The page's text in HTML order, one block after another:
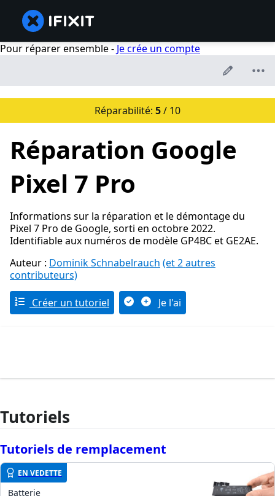
Pour réparer ensemble - Je crée un compte
Réparabilité: 5/ 10
Réparation Google
Pixel 7 Pro
Informations sur la réparation et le démontage du
Pixel 7 Pro de Google, sorti en octobre 2022.
Identifiable aux numéros de modèle GP4BC et GE2AE.
Auteur : Dominik Schnabelrauch (et 2 autres
contributeurs)
Créer un tutoriel Je l'ai
Tutoriels
Tutoriels de remplacement
EN VEDETTE
Batterie